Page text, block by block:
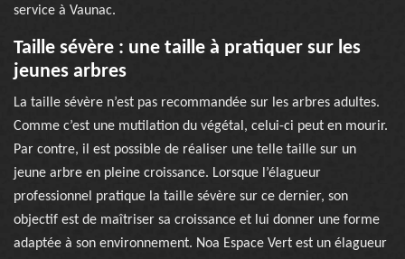
service à Vaunac.
Taille sévère : une taille à pratiquer sur les
jeunes arbres
La taille sévère n’est pas recommandée sur les arbres adultes.
Comme c’est une mutilation du végétal, celui-ci peut en mourir.
Par contre, il est possible de réaliser une telle taille sur un
jeune arbre en pleine croissance. Lorsque l’élagueur
professionnel pratique la taille sévère sur ce dernier, son
objectif est de maîtriser sa croissance et lui donner une forme
adaptée à son environnement. Noa Espace Vert est un élagueur